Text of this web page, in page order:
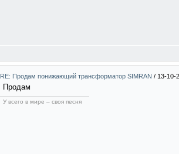
RE: Продам понижающий трансформатор SIMRAN / 13-10-
Продам
У всего в мире – своя песня